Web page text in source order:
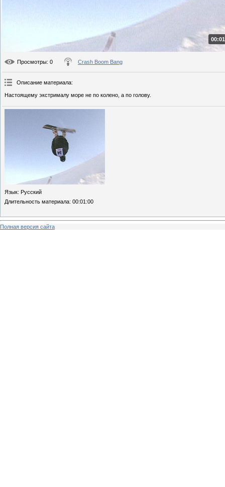
Просмотры: 0 Crash Boom Bang
Описание материала:
Настоящему экстрималу море не по колено, а по голову.
Язык: Русский
Длительность материала: 00:01:00
Полная версия сайта